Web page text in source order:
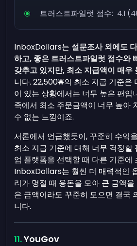
트러스트파일럿 점수: 4.1
InboxDollars는설문조사 외에도
하고, 좋은 트러스트파일럿 점수와
갖추고 있지만, 최소 지급액이 매우
니다. 22,500₩의 최소 지급 기준은
이 있는 상황에서는 너무 높은 편입
족에서 최소 주문금액이 너무 높아
수 없는 느낌이죠.
서론에서 언급했듯이, 꾸준히 수익
최소 지급 기준에 대해 너무 걱정할
업 플랫폼을 선택할 때 다른 기준에
InboxDollars는 훨씬 더 매력적인
리가 명절 때 용돈을 모아 큰 금액
은 금액이라도 꾸준히 모으면 결국
니다.
YouGov